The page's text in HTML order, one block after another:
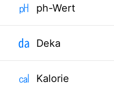
㏗ ph-Wert
㍲ Deka
㎈ Kalorie